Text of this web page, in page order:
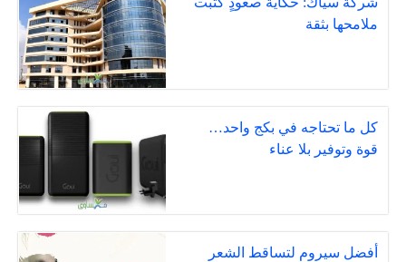
ملامحها بثقة
كل ما تحتاجه في بكج واحد…
قوة وتوفير بلا عناء
أفضل سيروم لتساقط الشعر